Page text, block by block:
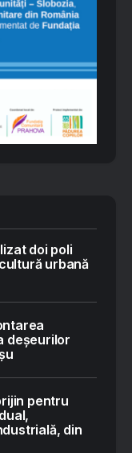
doi poli
urbană
deșeurilor
pentru
din